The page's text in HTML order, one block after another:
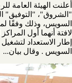
أعلنت الهيئة
"الشروق"، "التوفيق"
السويس، وذلك وفقًا
لافتة أنهما أول
إطار الاستعداد
السويس . وقال بيان...